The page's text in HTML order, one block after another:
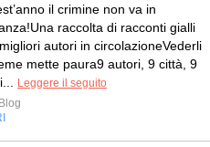
il crimine non va in
raccolta di racconti gialli
autori in circolazioneVederli
mette paura9 autori, 9 città, 9
Leggere il seguito
Blog